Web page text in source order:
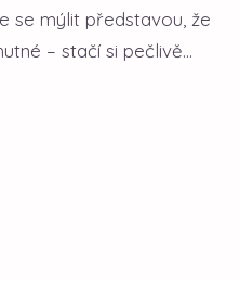
se mýlit představou, že
– stačí si pečlivě...